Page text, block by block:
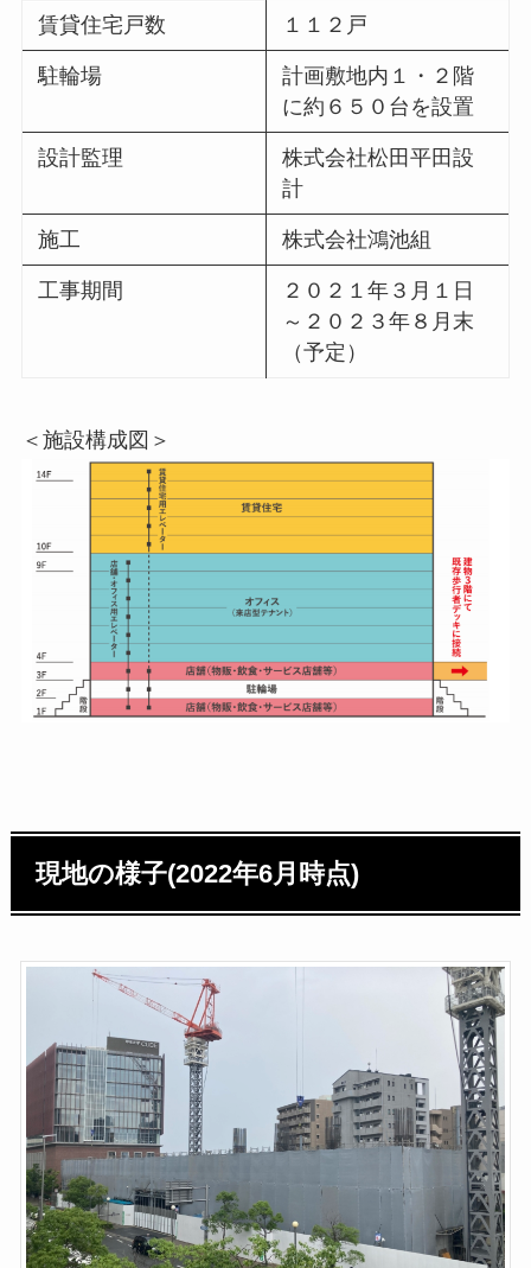
賃貸住宅戸数 １１２戸
駐輪場
計画敷地内１・２階
に約６５０台を設置
設計監理
株式会社松田平田設
計
施工 株式会社鴻池組
工事期間
２０２１年３月１日
～２０２３年８月末
（予定）
＜施設構成図＞
現地の様子(2022年6月時点)